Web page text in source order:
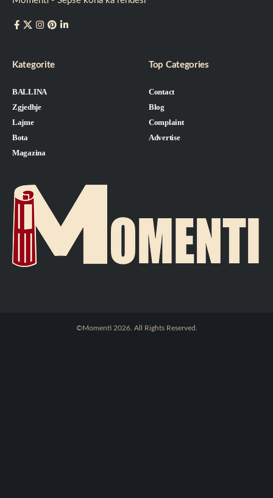
Kategorite
BALLINA
Zgjedhje
Lajme
Bota
Magazina
Top Categories
Contact
Blog
Complaint
Advertise
©Momenti 2026. All Rights Reserved.